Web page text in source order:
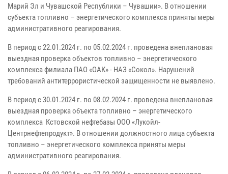
Марий Эл и Чувашской Республики – Чувашии». В отношении
субъекта топливно – энергетического комплекса приняты меры
административного реагирования.
В период с 22.01.2024 г. по 05.02.2024 г. проведена внеплановая
выездная проверка объектов топливно – энергетического
комплекса филиала ПАО «ОАК» - НАЗ «Сокол». Нарушений
требований антитеррористической защищенности не выявлено.
В период с 30.01.2024 г. по 08.02.2024 г. проведена внеплановая
выездная проверка объекта топливно – энергетического
комплекса Кстовской нефтебазы ООО «Лукойл-
Центрнефтепродукт». В отношении должностного лица субъекта
топливно – энергетического комплекса приняты меры
административного реагирования.